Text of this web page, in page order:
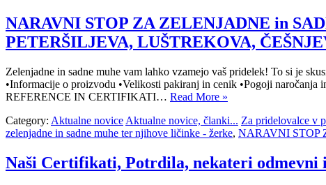
NARAVNI STOP ZA ZELENJADNE in
PETERŠILJEVA, LUŠTREKOVA,
Zelenjadne in sadne muhe vam lahko vzamejo vaš pridelek! To si
•Informacije o proizvodu •Velikosti pakiranj in cenik •Pogoji
REFERENCE IN CERTIFIKATI… Read More »
Category: Aktualne novice Aktualne novice, članki... Za pridelovalce v
zelenjadne in sadne muhe ter njihove ličinke - žerke, NARAVNI STOP
Naši Certifikati, Potrdila, nekateri odmevni